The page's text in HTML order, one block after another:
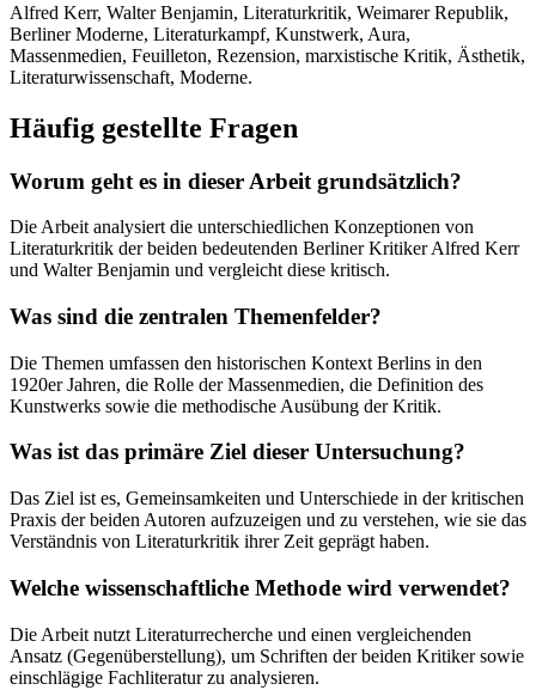
Alfred Kerr, Walter Benjamin, Literaturkritik, Weimarer Republik,
Berliner Moderne, Literaturkampf, Kunstwerk, Aura,
Massenmedien, Feuilleton, Rezension, marxistische Kritik, Ästhetik,
Literaturwissenschaft, Moderne.
Häufig gestellte Fragen
Worum geht es in dieser Arbeit grundsätzlich?
Die Arbeit analysiert die unterschiedlichen Konzeptionen von
Literaturkritik der beiden bedeutenden Berliner Kritiker Alfred Kerr
und Walter Benjamin und vergleicht diese kritisch.
Was sind die zentralen Themenfelder?
Die Themen umfassen den historischen Kontext Berlins in den
1920er Jahren, die Rolle der Massenmedien, die Definition des
Kunstwerks sowie die methodische Ausübung der Kritik.
Was ist das primäre Ziel dieser Untersuchung?
Das Ziel ist es, Gemeinsamkeiten und Unterschiede in der kritischen
Praxis der beiden Autoren aufzuzeigen und zu verstehen, wie sie das
Verständnis von Literaturkritik ihrer Zeit geprägt haben.
Welche wissenschaftliche Methode wird verwendet?
Die Arbeit nutzt Literaturrecherche und einen vergleichenden
Ansatz (Gegenüberstellung), um Schriften der beiden Kritiker sowie
einschlägige Fachliteratur zu analysieren.